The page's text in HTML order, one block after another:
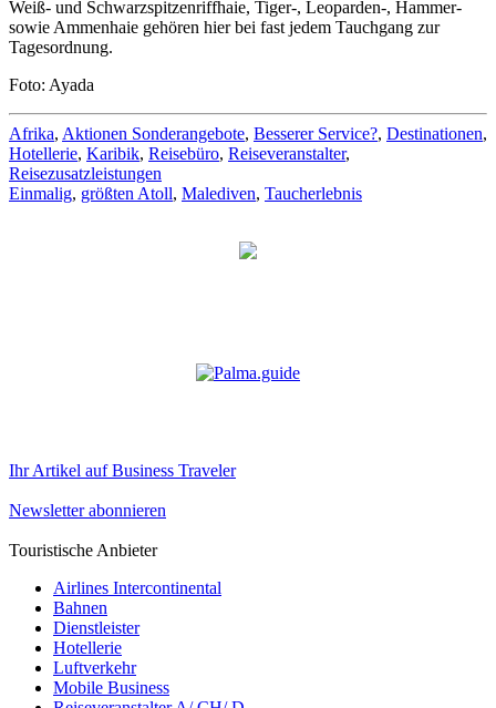
Weiß- und Schwarzspitzenriffhaie, Tiger-, Leoparden-, Hammer-
sowie Ammenhaie gehören hier bei fast jedem Tauchgang zur
Tagesordnung.
Foto: Ayada
Afrika, Aktionen Sonderangebote, Besserer Service?, Destinationen,
Hotellerie, Karibik, Reisebüro, Reiseveranstalter,
Reisezusatzleistungen
Einmalig, größten Atoll, Malediven, Taucherlebnis
Ihr Artikel auf Business Traveler
Newsletter abonnieren
Touristische Anbieter
Airlines Intercontinental
Bahnen
Dienstleister
Hotellerie
Luftverkehr
Mobile Business